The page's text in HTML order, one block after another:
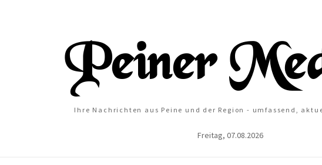
Ihre Nachrichten aus Peine und der Region - umfassend,
Freitag, 07.08.2026